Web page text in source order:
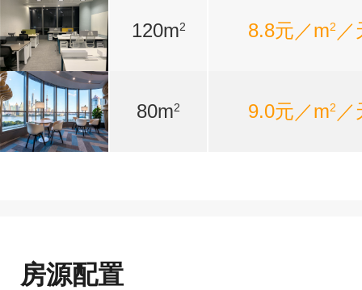
120m2 8.8元／m2 ／
80m2 9.0元／m2 ／
房源配置